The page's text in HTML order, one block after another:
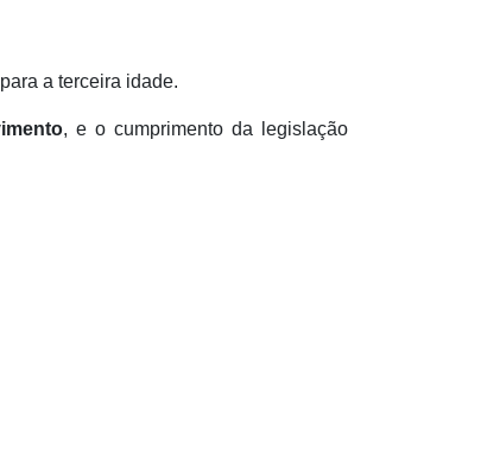
a terceira idade.
, e o cumprimento da legislação